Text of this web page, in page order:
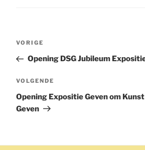
Bericht
Vorig
bericht
VORIGE
Opening DSG Jubileum
Volgend
bericht
VOLGENDE
Opening Expositie Geven om
Geven